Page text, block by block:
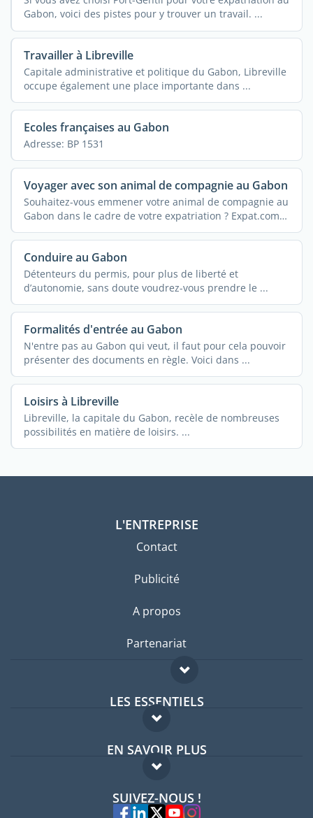
Gabon, voici des pistes pour y trouver un travail. ...
Travailler à Libreville
Capitale administrative et politique du Gabon, Libreville
occupe également une place importante dans ...
Ecoles françaises au Gabon
Adresse: BP 1531
Voyager avec son animal de compagnie au Gabon
Souhaitez-vous emmener votre animal de compagnie au
Gabon dans le cadre de votre expatriation ? Expat.com
...
Conduire au Gabon
Détenteurs du permis, pour plus de liberté et
d’autonomie, sans doute voudrez-vous prendre le ...
Formalités d'entrée au Gabon
N'entre pas au Gabon qui veut, il faut pour cela pouvoir
présenter des documents en règle. Voici dans ...
Loisirs à Libreville
Libreville, la capitale du Gabon, recèle de nombreuses
possibilités en matière de loisirs. ...
L'ENTREPRISE
Contact
Publicité
A propos
Partenariat
LES ESSENTIELS
Forum expatriés
Guides pays
EN SAVOIR PLUS
FAQ
Experts
SUIVEZ-NOUS !